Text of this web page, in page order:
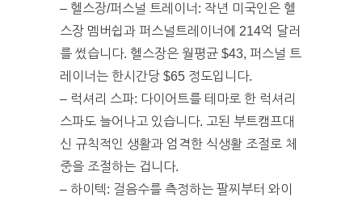
– 헬스장/퍼스널 트레이너: 작년 미국인은 헬
스장 멤버쉽과 퍼스널트레이너에 214억 달러
를 썼습니다. 헬스장은 월평균 $43, 퍼스널 트
레이너는 한시간당 $65 정도입니다.
– 럭셔리 스파: 다이어트를 테마로 한 럭셔리
스파도 늘어나고 있습니다. 고된 부트캠프대
신 규칙적인 생활과 엄격한 식생활 조절로 체
중을 조절하는 겁니다.
– 하이텍: 걸음수를 측정하는 팔찌부터 와이